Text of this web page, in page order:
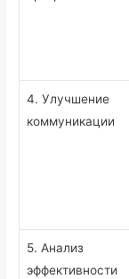
4. Улучшение
коммуникации
5. Анализ
эффективности